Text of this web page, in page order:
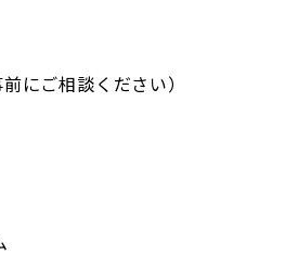
にご相談ください）